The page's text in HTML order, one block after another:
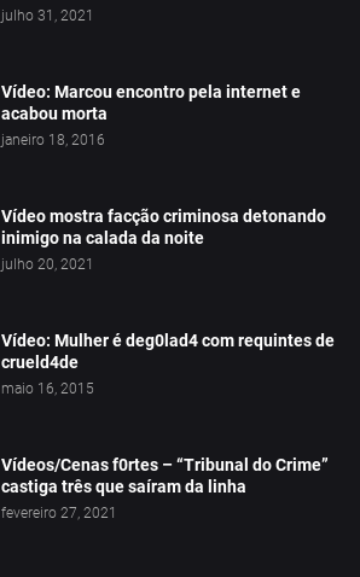
julho 31, 2021
Vídeo: Marcou encontro pela internet e
acabou morta
janeiro 18, 2016
Vídeo mostra facção criminosa detonando
inimigo na calada da noite
julho 20, 2021
Vídeo: Mulher é deg0lad4 com requintes de
crueld4de
maio 16, 2015
Vídeos/Cenas f0rtes – “Tribunal do Crime”
castiga três que saíram da linha
fevereiro 27, 2021